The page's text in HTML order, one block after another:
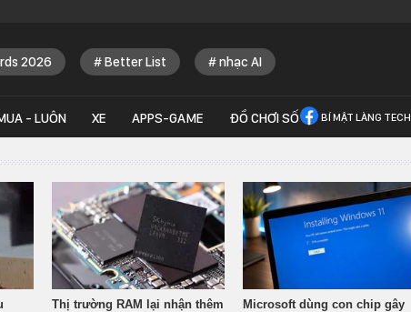
2026 Better List nhạc AI
- LUÔN XE APPS-GAME ĐỒ CHƠI SỐ BÍ MẬT LÀNG TECH
Thị trường RAM lại nhận thêm
Microsoft dùng con chip gây